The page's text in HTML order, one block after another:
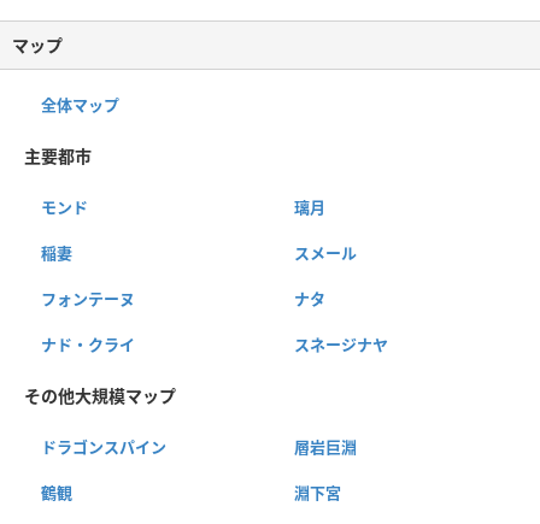
マップ
全体マップ
主要都市
モンド 璃月
稲妻 スメール
フォンテーヌ ナタ
ナド・クライ スネージナヤ
その他大規模マップ
ドラゴンスパイン 層岩巨淵
鶴観 淵下宮